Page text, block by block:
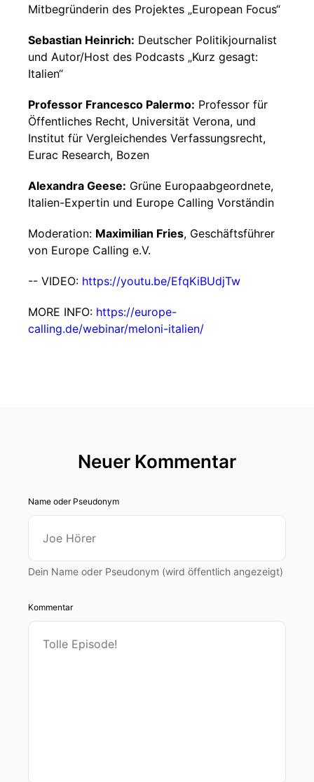
Mitbegründerin des Projektes „European Focus“
Sebastian Heinrich: Deutscher Politikjournalist
und Autor/Host des Podcasts „Kurz gesagt:
Italien“
Professor Francesco Palermo: Professor für
Öffentliches Recht, Universität Verona, und
Institut für Vergleichendes Verfassungsrecht,
Eurac Research, Bozen
Alexandra Geese: Grüne Europaabgeordnete,
Italien-Expertin und Europe Calling Vorständin
Moderation: Maximilian Fries, Geschäftsführer
von Europe Calling e.V.
-- VIDEO: https://youtu.be/EfqKiBUdjTw
MORE INFO: https://europe-
calling.de/webinar/meloni-italien/
Neuer Kommentar
Name oder Pseudonym
Dein Name oder Pseudonym (wird öffentlich angezeigt)
Kommentar